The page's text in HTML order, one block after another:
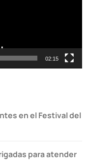
02:15
en el Festival del
para atender